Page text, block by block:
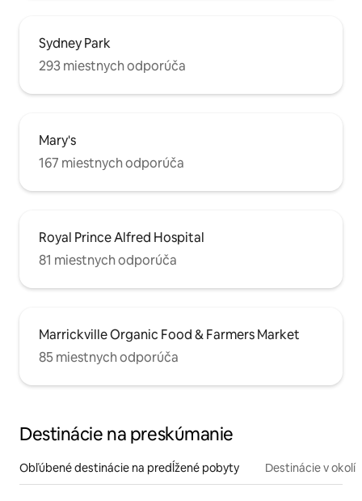
Sydney Park
293 miestnych odporúča
Mary's
167 miestnych odporúča
Royal Prince Alfred Hospital
81 miestnych odporúča
Marrickville Organic Food & Farmers Market
85 miestnych odporúča
Destinácie na preskúmanie
Obľúbené destinácie na predĺžené pobyty Destinácie v okolí